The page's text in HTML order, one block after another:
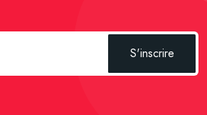
S'inscrire